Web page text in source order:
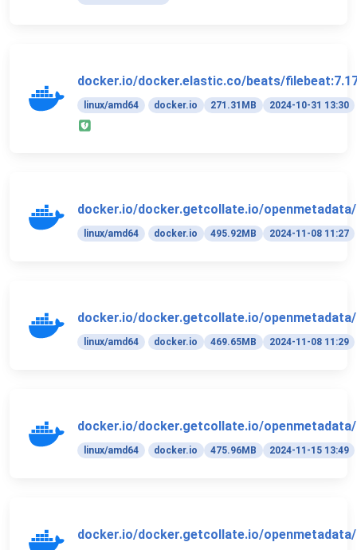
docker.io/docker.elastic.co/beats/
linux/amd64 docker.io 271.31MB 2024-10-31 13:30
docker.io/docker.getcollate.io/openmetadata/
linux/amd64 docker.io 495.92MB 2024-11-08 11:27
docker.io/docker.getcollate.io/
linux/amd64 docker.io 469.65MB 2024-11-08 11:29
docker.io/docker.getcollate.io/
linux/amd64 docker.io 475.96MB 2024-11-15 13:49
docker.io/docker.getcollate.io/